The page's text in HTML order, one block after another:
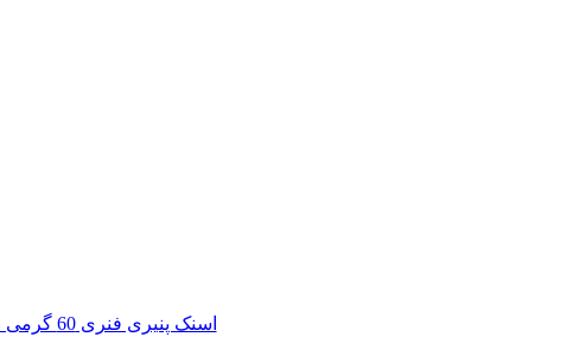
اسنک پنیری فنری 60 گرمی چاکلز